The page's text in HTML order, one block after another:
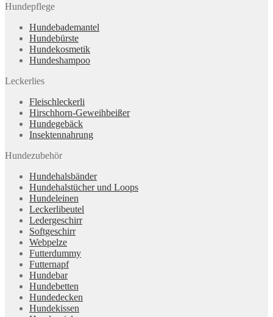
Hundepflege
Hundebademantel
Hundebürste
Hundekosmetik
Hundeshampoo
Leckerlies
Fleischleckerli
Hirschhorn-Geweihbeißer
Hundegebäck
Insektennahrung
Hundezubehör
Hundehalsbänder
Hundehalstücher und Loops
Hundeleinen
Leckerlibeutel
Ledergeschirr
Softgeschirr
Webpelze
Futterdummy
Futternapf
Hundebar
Hundebetten
Hundedecken
Hundekissen